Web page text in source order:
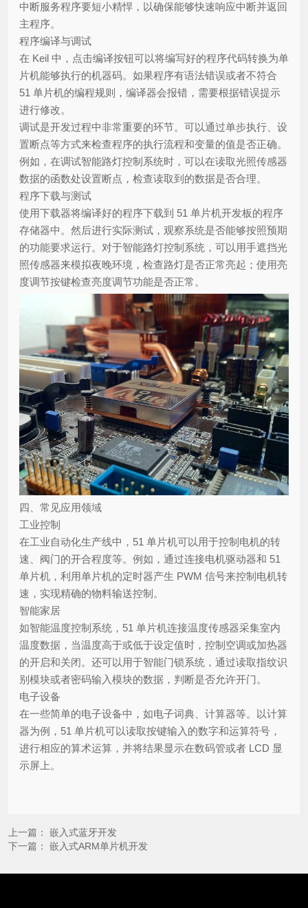
中断服务程序要短小精悍，以确保能够快速响应中断并返回
主程序。
程序编译与调试
在 Keil 中，点击编译按钮可以将编写好的程序代码转换为单
片机能够执行的机器码。如果程序有语法错误或者不符合
51 单片机的编程规则，编译器会报错，需要根据错误提示
进行修改。
调试是开发过程中非常重要的环节。可以通过单步执行、设
置断点等方式来检查程序的执行流程和变量的值是否正确。
例如，在调试智能路灯控制系统时，可以在读取光照传感器
数据的函数处设置断点，检查读取到的数据是否合理。
程序下载与测试
使用下载器将编译好的程序下载到 51 单片机开发板的程序
存储器中。然后进行实际测试，观察系统是否能够按照预期
的功能要求运行。对于智能路灯控制系统，可以用手遮挡光
照传感器来模拟夜晚环境，检查路灯是否正常亮起；使用亮
度调节按键检查亮度调节功能是否正常。
四、常见应用领域
工业控制
在工业自动化生产线中，51 单片机可以用于控制电机的转
速、阀门的开合程度等。例如，通过连接电机驱动器和 51
单片机，利用单片机的定时器产生 PWM 信号来控制电机转
速，实现精确的物料输送控制。
智能家居
如智能温度控制系统，51 单片机连接温度传感器采集室内
温度数据，当温度高于或低于设定值时，控制空调或加热器
的开启和关闭。还可以用于智能门锁系统，通过读取指纹识
别模块或者密码输入模块的数据，判断是否允许开门。
电子设备
在一些简单的电子设备中，如电子词典、计算器等。以计算
器为例，51 单片机可以读取按键输入的数字和运算符号，
进行相应的算术运算，并将结果显示在数码管或者 LCD 显
示屏上。
上一篇： 嵌入式蓝牙开发
下一篇： 嵌入式ARM单片机开发